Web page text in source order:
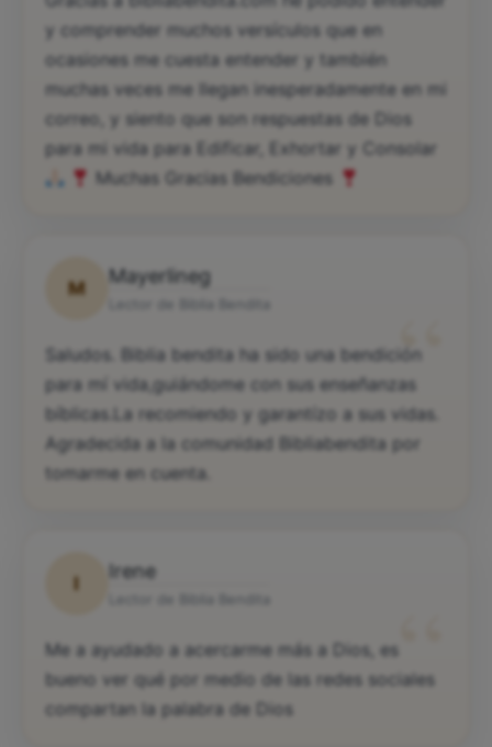
y comprender muchos versículos que en
ocasiones me cuesta entender y también
muchas veces me llegan inesperadamente en mi
correo, y siento que son respuestas de Dios
para mi vida para Edificar, Exhortar y Consolar
Muchas Gracias Bendiciones
M
Mayerlineg
“
Saludos. Biblia bendita ha sido una bendición
para mí vida,guiándome con sus enseñanzas
bíblicas.La recomiendo y garantízo a sus vidas.
Agradecida a la comunidad Bibliabendita por
tomarme en cuenta.
I
Irene
“
Me a ayudado a acercarme más a Dios, es
bueno ver qué por medio de las redes sociales
compartan la palabra de Dios